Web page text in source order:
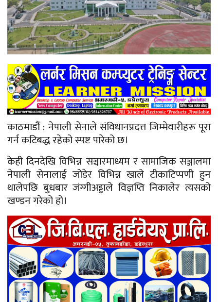
काठमाडौं : नेपाली सेनाले संविधानप्रदत्त जिम्मेवारीहरू पूरा
गर्न कटिबद्ध रहेको स्पष्ट पारेको छ।
केही दिनदेखि विभिन्न सञ्चारमाध्यम र सामाजिक सञ्जालमा
नेपाली सेनालाई जोडेर विभिन्न खाले टीकाटिप्पणी हुन
थालेपछि बुधबार जंग्गीअड्डाले विज्ञप्ति निकालेर त्यसको
खण्डन गरेको हो।